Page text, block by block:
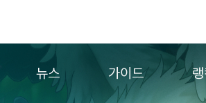
뉴스 가이드